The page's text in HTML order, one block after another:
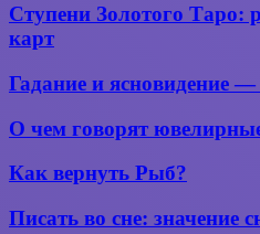
популярных
сонниках
в
Сухаревой
Ступени
Золотого
Таро:
и значения
Ступени Золотого Таро:
карт
Гадание
ясновидение
—
чем
Гадание и ясновидение
О
говорят
ювелирные
О чем говорят
Как
Рыб?
Как вернуть Рыб?
Писать
Писать во сне: значение